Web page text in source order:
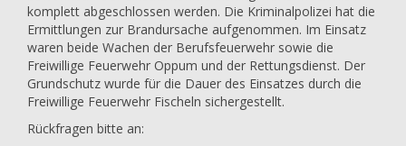
komplett abgeschlossen werden. Die Kriminalpolizei hat die
Ermittlungen zur Brandursache aufgenommen. Im Einsatz
waren beide Wachen der Berufsfeuerwehr sowie die
Freiwillige Feuerwehr Oppum und der Rettungsdienst. Der
Grundschutz wurde für die Dauer des Einsatzes durch die
Freiwillige Feuerwehr Fischeln sichergestellt.
Rückfragen bitte an: